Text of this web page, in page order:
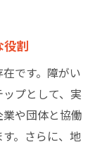
事例
の先進事例
み紹介
域連携の工
役割
です。障がい
プとして、実
や団体と協働
。さらに、地